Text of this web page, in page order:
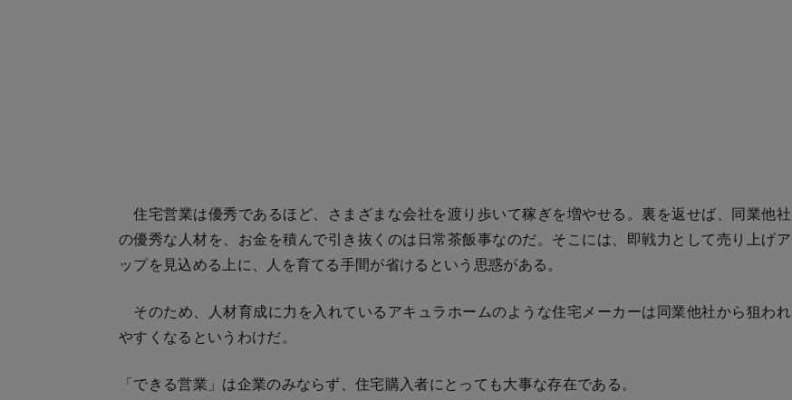
住宅営業は優秀であるほど、さまざまな会社を渡り歩いて稼ぎを増やせる。裏を返せば、同業他社
の優秀な人材を、お金を積んで引き抜くのは日常茶飯事なのだ。そこには、即戦力として売り上げア
ップを見込める上に、人を育てる手間が省けるという思惑がある。
そのため、人材育成に力を入れているアキュラホームのような住宅メーカーは同業他社から狙われ
やすくなるというわけだ。
「できる営業」は企業のみならず、住宅購入者にとっても大事な存在である。